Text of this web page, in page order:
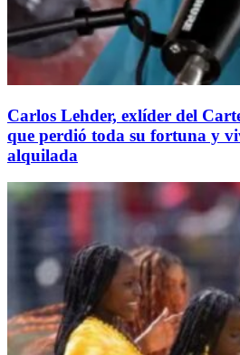
Carlos Lehder, exlíder del
que perdió toda su fortuna y
alquilada